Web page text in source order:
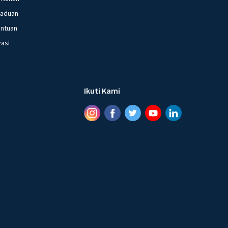
Soedirohusodo
Tjokroaminoto
Dahlan
Asy'ari
, pendiri Nahdlatul Ulama
dan tercerahkan ini berperan penting dalam
Ikuti Kami